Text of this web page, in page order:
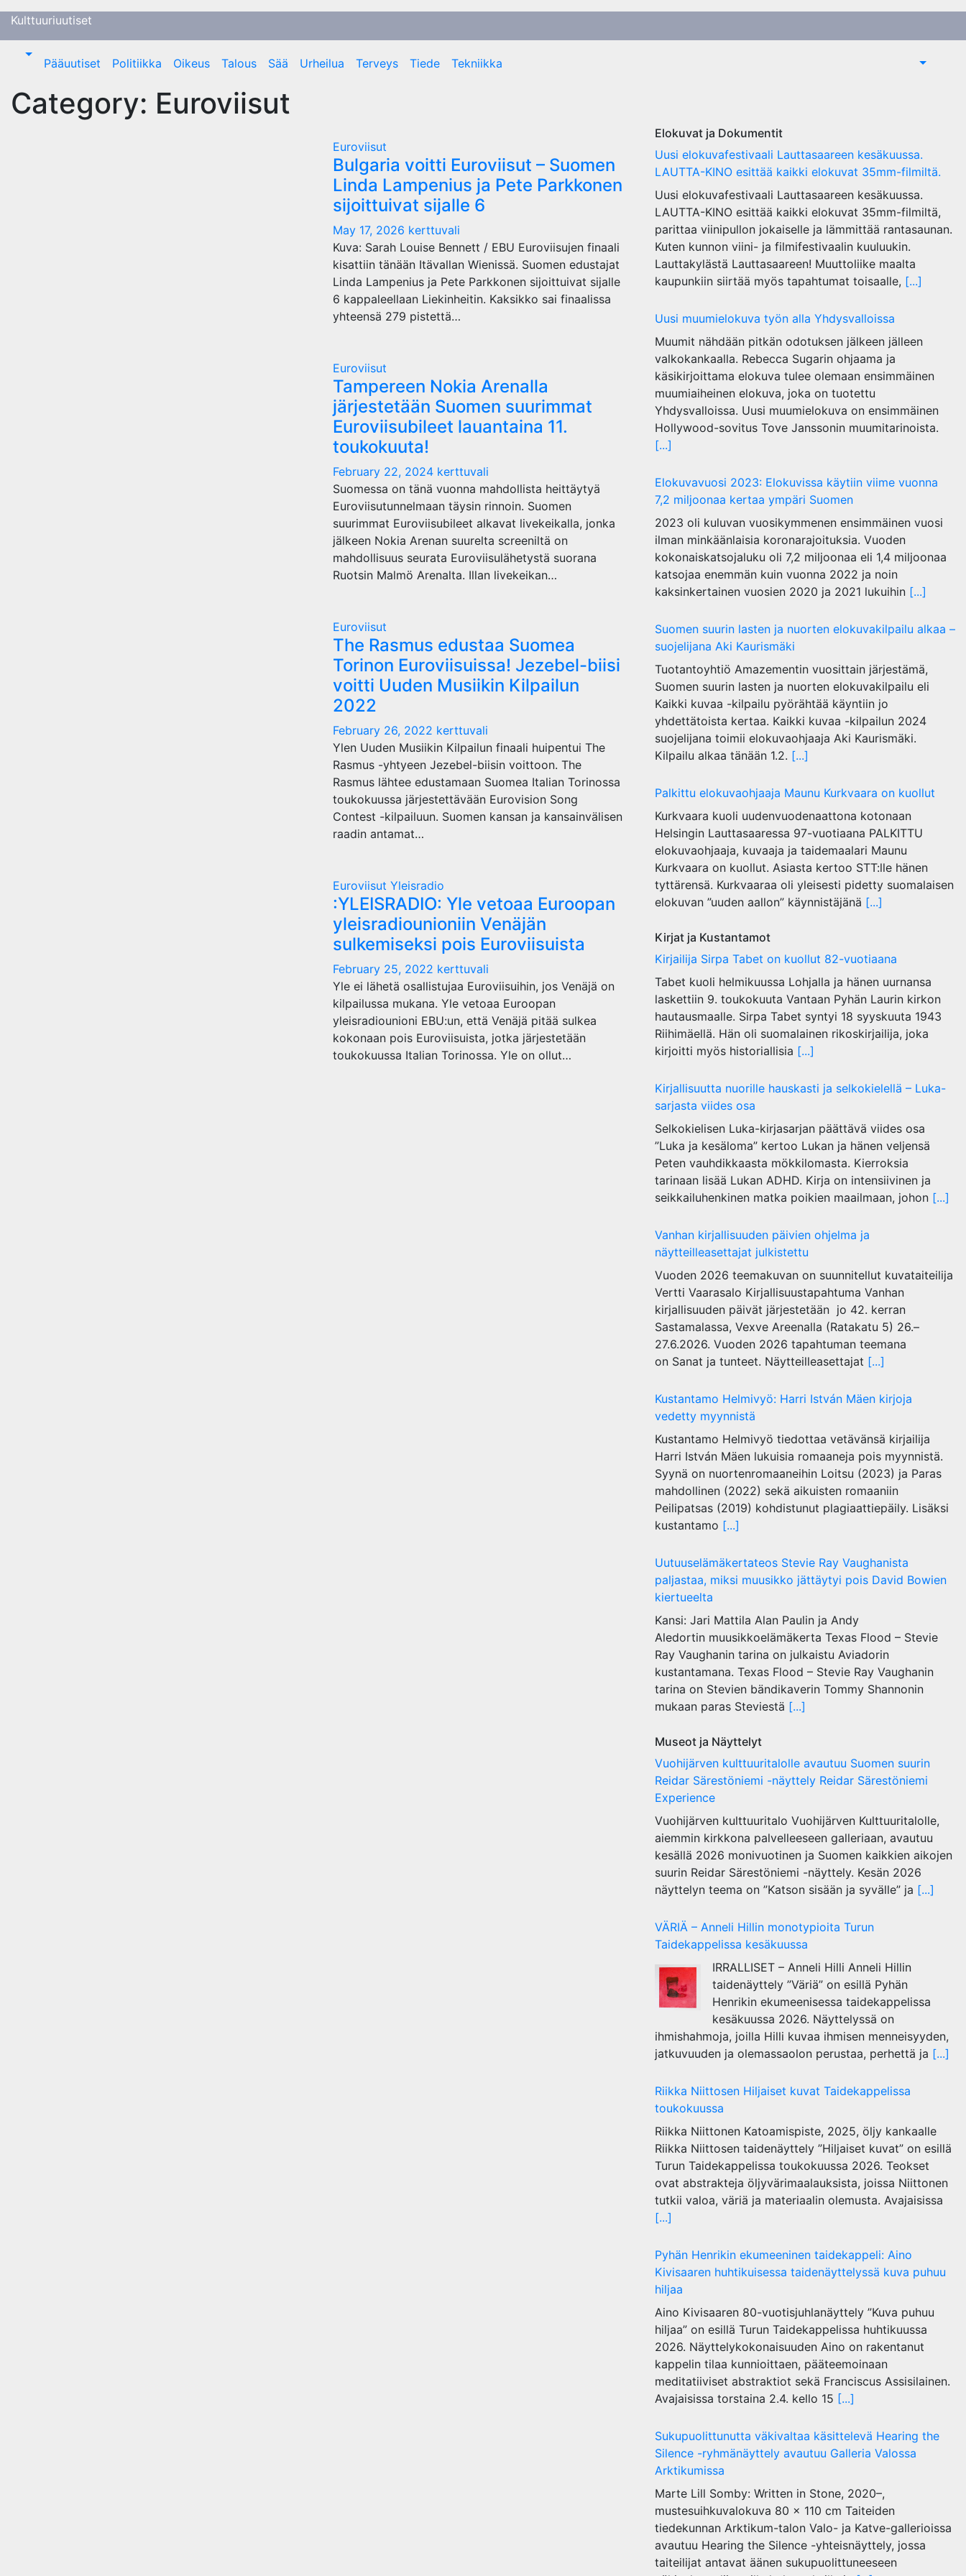
Skip
content
Kulttuuriuutiset
Pääuutiset Politiikka Oikeus Talous Sää Urheilua Terveys Tiede Tekniikka
Category: Euroviisut
Euroviisut
Bulgaria voitti Euroviisut – Suomen
Linda Lampenius ja Pete Parkkonen
sijoittuivat sijalle 6
May 17, 2026 kerttuvali
Kuva: Sarah Louise Bennett / EBU Euroviisujen finaali
kisattiin tänään Itävallan Wienissä. Suomen edustajat
Linda Lampenius ja Pete Parkkonen sijoittuivat sijalle
6 kappaleellaan Liekinheitin. Kaksikko sai finaalissa
yhteensä 279 pistettä…
Euroviisut
Tampereen Nokia Arenalla
järjestetään Suomen suurimmat
Euroviisubileet lauantaina 11.
toukokuuta!
February 22, 2024 kerttuvali
Suomessa on tänä vuonna mahdollista heittäytyä
Euroviisutunnelmaan täysin rinnoin. Suomen
suurimmat Euroviisubileet alkavat livekeikalla, jonka
jälkeen Nokia Arenan suurelta screeniltä on
mahdollisuus seurata Euroviisulähetystä suorana
Ruotsin Malmö Arenalta. Illan livekeikan…
Euroviisut
The Rasmus edustaa Suomea
Torinon Euroviisuissa! Jezebel-biisi
voitti Uuden Musiikin Kilpailun
2022
February 26, 2022 kerttuvali
Ylen Uuden Musiikin Kilpailun finaali huipentui The
Rasmus -yhtyeen Jezebel-biisin voittoon. The
Rasmus lähtee edustamaan Suomea Italian Torinossa
toukokuussa järjestettävään Eurovision Song
Contest -kilpailuun. Suomen kansan ja kansainvälisen
raadin antamat…
Euroviisut Yleisradio
:YLEISRADIO: Yle vetoaa Euroopan
yleisradiounioniin Venäjän
sulkemiseksi pois Euroviisuista
February 25, 2022 kerttuvali
Yle ei lähetä osallistujaa Euroviisuihin, jos Venäjä on
kilpailussa mukana. Yle vetoaa Euroopan
yleisradiounioni EBU:un, että Venäjä pitää sulkea
kokonaan pois Euroviisuista, jotka järjestetään
toukokuussa Italian Torinossa. Yle on ollut…
Elokuvat ja Dokumentit
Uusi elokuvafestivaali Lauttasaareen kesäkuussa.
LAUTTA-KINO esittää kaikki elokuvat 35mm-filmiltä.
Uusi elokuvafestivaali Lauttasaareen kesäkuussa.
LAUTTA-KINO esittää kaikki elokuvat 35mm-filmiltä,
parittaa viinipullon jokaiselle ja lämmittää rantasaunan.
Kuten kunnon viini- ja filmifestivaalin kuuluukin.
Lauttakylästä Lauttasaareen! Muuttoliike maalta
kaupunkiin siirtää myös tapahtumat toisaalle, [...]
Uusi muumielokuva työn alla Yhdysvalloissa
Muumit nähdään pitkän odotuksen jälkeen jälleen
valkokankaalla. Rebecca Sugarin ohjaama ja
käsikirjoittama elokuva tulee olemaan ensimmäinen
muumiaiheinen elokuva, joka on tuotettu
Yhdysvalloissa. Uusi muumielokuva on ensimmäinen
Hollywood-sovitus Tove Janssonin muumitarinoista.
[...]
Elokuvavuosi 2023: Elokuvissa käytiin viime vuonna
7,2 miljoonaa kertaa ympäri Suomen
2023 oli kuluvan vuosikymmenen ensimmäinen vuosi
ilman minkäänlaisia koronarajoituksia. Vuoden
kokonaiskatsojaluku oli 7,2 miljoonaa eli 1,4 miljoonaa
katsojaa enemmän kuin vuonna 2022 ja noin
kaksinkertainen vuosien 2020 ja 2021 lukuihin [...]
Suomen suurin lasten ja nuorten elokuvakilpailu alkaa –
suojelijana Aki Kaurismäki
Tuotantoyhtiö Amazementin vuosittain järjestämä,
Suomen suurin lasten ja nuorten elokuvakilpailu eli
Kaikki kuvaa -kilpailu pyörähtää käyntiin jo
yhdettätoista kertaa. Kaikki kuvaa -kilpailun 2024
suojelijana toimii elokuvaohjaaja Aki Kaurismäki.
Kilpailu alkaa tänään 1.2. [...]
Palkittu elokuvaohjaaja Maunu Kurkvaara on kuollut
Kurkvaara kuoli uudenvuodenaattona kotonaan
Helsingin Lauttasaaressa 97-vuotiaana PALKITTU
elokuvaohjaaja, kuvaaja ja taidemaalari Maunu
Kurkvaara on kuollut. Asiasta kertoo STT:lle hänen
tyttärensä. Kurkvaaraa oli yleisesti pidetty suomalaisen
elokuvan ”uuden aallon” käynnistäjänä [...]
Kirjat ja Kustantamot
Kirjailija Sirpa Tabet on kuollut 82-vuotiaana
Tabet kuoli helmikuussa Lohjalla ja hänen uurnansa
laskettiin 9. toukokuuta Vantaan Pyhän Laurin kirkon
hautausmaalle. Sirpa Tabet syntyi 18 syyskuuta 1943
Riihimäellä. Hän oli suomalainen rikoskirjailija, joka
kirjoitti myös historiallisia [...]
Kirjallisuutta nuorille hauskasti ja selkokielellä – Luka-
sarjasta viides osa
Selkokielisen Luka-kirjasarjan päättävä viides osa
”Luka ja kesäloma” kertoo Lukan ja hänen veljensä
Peten vauhdikkaasta mökkilomasta. Kierroksia
tarinaan lisää Lukan ADHD. Kirja on intensiivinen ja
seikkailuhenkinen matka poikien maailmaan, johon [...]
Vanhan kirjallisuuden päivien ohjelma ja
näytteilleasettajat julkistettu
Vuoden 2026 teemakuvan on suunnitellut kuvataiteilija
Vertti Vaarasalo Kirjallisuustapahtuma Vanhan
kirjallisuuden päivät järjestetään jo 42. kerran
Sastamalassa, Vexve Areenalla (Ratakatu 5) 26.–
27.6.2026. Vuoden 2026 tapahtuman teemana
on Sanat ja tunteet. Näytteilleasettajat [...]
Kustantamo Helmivyö: Harri István Mäen kirjoja
vedetty myynnistä
Kustantamo Helmivyö tiedottaa vetävänsä kirjailija
Harri István Mäen lukuisia romaaneja pois myynnistä.
Syynä on nuortenromaaneihin Loitsu (2023) ja Paras
mahdollinen (2022) sekä aikuisten romaaniin
Peilipatsas (2019) kohdistunut plagiaattiepäily. Lisäksi
kustantamo [...]
Uutuuselämäkertateos Stevie Ray Vaughanista
paljastaa, miksi muusikko jättäytyi pois David Bowien
kiertueelta
Kansi: Jari Mattila Alan Paulin ja Andy
Aledortin muusikkoelämäkerta Texas Flood – Stevie
Ray Vaughanin tarina on julkaistu Aviadorin
kustantamana. Texas Flood – Stevie Ray Vaughanin
tarina on Stevien bändikaverin Tommy Shannonin
mukaan paras Steviestä [...]
Museot ja Näyttelyt
Vuohijärven kulttuuritalolle avautuu Suomen suurin
Reidar Särestöniemi -näyttely Reidar Särestöniemi
Experience
Vuohijärven kulttuuritalo Vuohijärven Kulttuuritalolle,
aiemmin kirkkona palvelleeseen galleriaan, avautuu
kesällä 2026 monivuotinen ja Suomen kaikkien aikojen
suurin Reidar Särestöniemi -näyttely. Kesän 2026
näyttelyn teema on ”Katson sisään ja syvälle” ja [...]
VÄRIÄ – Anneli Hillin monotypioita Turun
Taidekappelissa kesäkuussa
IRRALLISET – Anneli Hilli Anneli Hillin
taidenäyttely ”Väriä” on esillä Pyhän
Henrikin ekumeenisessa taidekappelissa
kesäkuussa 2026. Näyttelyssä on
ihmishahmoja, joilla Hilli kuvaa ihmisen menneisyyden,
jatkuvuuden ja olemassaolon perustaa, perhettä ja [...]
Riikka Niittosen Hiljaiset kuvat Taidekappelissa
toukokuussa
Riikka Niittonen Katoamispiste, 2025, öljy kankaalle
Riikka Niittosen taidenäyttely ”Hiljaiset kuvat” on esillä
Turun Taidekappelissa toukokuussa 2026. Teokset
ovat abstrakteja öljyvärimaalauksista, joissa Niittonen
tutkii valoa, väriä ja materiaalin olemusta. Avajaisissa
[...]
Pyhän Henrikin ekumeeninen taidekappeli: Aino
Kivisaaren huhtikuisessa taidenäyttelyssä kuva puhuu
hiljaa
Aino Kivisaaren 80-vuotisjuhlanäyttely ”Kuva puhuu
hiljaa” on esillä Turun Taidekappelissa huhtikuussa
2026. Näyttelykokonaisuuden Aino on rakentanut
kappelin tilaa kunnioittaen, pääteemoinaan
meditatiiviset abstraktiot sekä Franciscus Assisilainen.
Avajaisissa torstaina 2.4. kello 15 [...]
Sukupuolittunutta väkivaltaa käsittelevä Hearing the
Silence -ryhmänäyttely avautuu Galleria Valossa
Arktikumissa
Marte Lill Somby: Written in Stone, 2020–,
mustesuihkuvalokuva 80 x 110 cm Taiteiden
tiedekunnan Arktikum-talon Valo- ja Katve-gallerioissa
avautuu Hearing the Silence -yhteisnäyttely, jossa
taiteilijat antavat äänen sukupuolittuneeseen